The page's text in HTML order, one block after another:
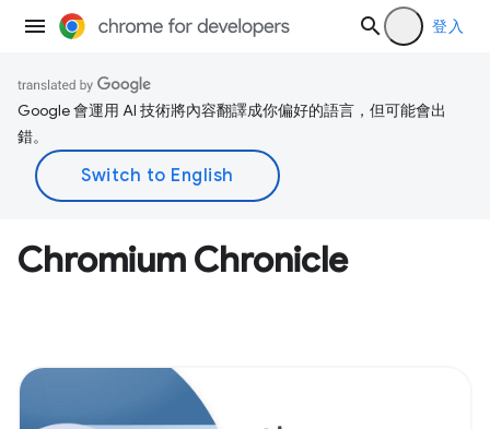
登入
Google 會運用 AI 技術將內容翻譯成你偏好的語言，但可能會出
錯。
Chromium Chronicle